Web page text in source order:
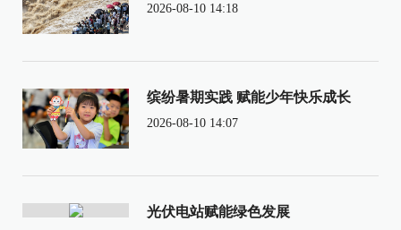
2026-08-10 14:18
缤纷暑期实践 赋能少年快乐成长
2026-08-10 14:07
光伏电站赋能绿色发展